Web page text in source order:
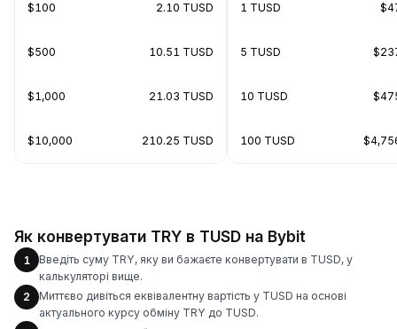
$100 2.10 TUSD
$500 10.51 TUSD
$1,000 21.03 TUSD
$10,000 210.25 TUSD
1 TUSD
5 TUSD
10 TUSD
100 TUSD
Як конвертувати TRY в TUSD на Bybit
1
Введіть суму TRY, яку ви бажаєте конвертувати в TUSD, у
калькуляторі вище.
2
Миттєво дивіться еквівалентну вартість у TUSD на основі
актуального курсу обміну TRY до TUSD.